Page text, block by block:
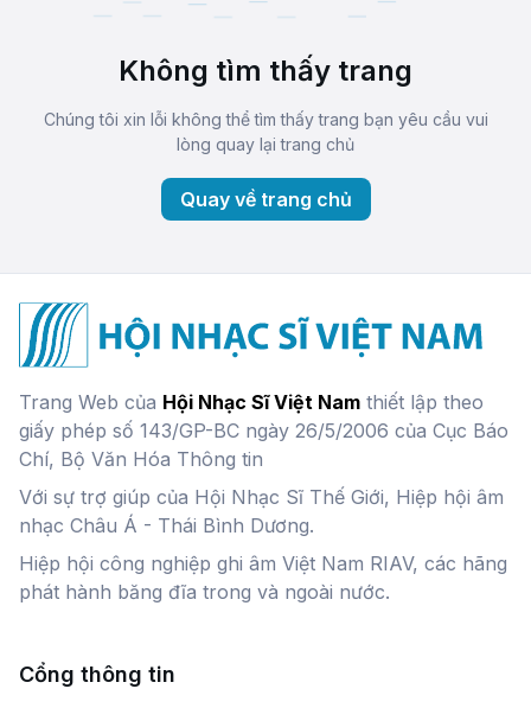
Không tìm thấy trang
Chúng tôi xin lỗi không thể tìm thấy trang bạn yêu cầu vui
lòng quay lại trang chủ
Quay về trang chủ
Trang Web của Hội Nhạc Sĩ Việt Nam thiết lập theo
giấy phép số 143/GP-BC ngày 26/5/2006 của Cục Báo
Chí, Bộ Văn Hóa Thông tin
Với sự trợ giúp của Hội Nhạc Sĩ Thế Giới, Hiệp hội âm
nhạc Châu Á - Thái Bình Dương.
Hiệp hội công nghiệp ghi âm Việt Nam RIAV, các hãng
phát hành băng đĩa trong và ngoài nước.
Cổng thông tin